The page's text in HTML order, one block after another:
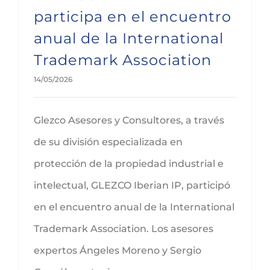
participa en el encuentro
anual de la International
Trademark Association
14/05/2026
Glezco Asesores y Consultores, a través
de su división especializada en
protección de la propiedad industrial e
intelectual, GLEZCO Iberian IP, participó
en el encuentro anual de la International
Trademark Association. Los asesores
expertos Ángeles Moreno y Sergio